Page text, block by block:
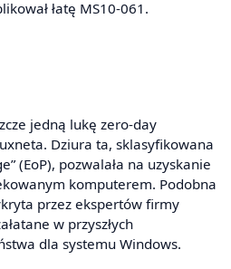
łatę MS10-061.
jedną lukę zero-day
Dziura ta, sklasyfikowana
(EoP), pozwalała na uzyskanie
komputerem. Podobna
przez ekspertów firmy
w przyszłych
dla systemu Windows.